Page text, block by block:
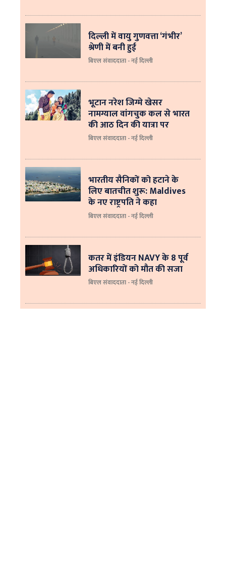
दिल्ली में वायु गुणवत्ता ‘गंभीर’
श्रेणी में बनी हुई
बिएल संवाददाता - नई दिल्ली
भूटान नरेश जिग्मे खेसर
नामग्याल वांगचुक कल से भारत
की आठ दिन की यात्रा पर
बिएल संवाददाता - नई दिल्ली
भारतीय सैनिकों को हटाने के
लिए बातचीत शुरू: Maldives
के नए राष्ट्रपति ने कहा
बिएल संवाददाता - नई दिल्‍ली
कतर में इंडियन NAVY के 8 पूर्व
अधिकारियों को मौत की सजा
बिएल संवाददाता - नई दिल्ली